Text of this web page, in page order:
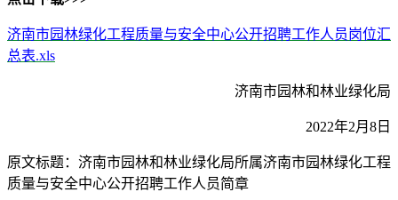
济南市园林绿化工程质量与安全中心公开招聘工作人员岗位汇
总表.xls
济南市园林和林业绿化局
2022年2月8日
原文标题：济南市园林和林业绿化局所属济南市园林绿化工程
质量与安全中心公开招聘工作人员简章